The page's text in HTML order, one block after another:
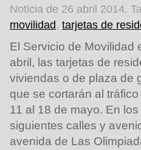
Noticia de 26 abril 2014.
movilidad , tarjetas de
El Servicio de Movilidad
abril, las tarjetas de
viviendas o de plaza de
que se cortarán al
11 al 18 de mayo. En
siguientes calles y
avenida de Las